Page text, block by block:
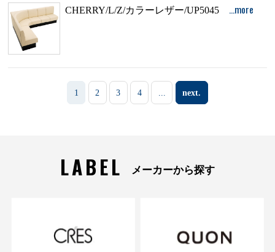
CHERRY/L/Z/カラーレザー/UP5045 …more
1 2 3 4 ... next.
LABEL メーカーから探す